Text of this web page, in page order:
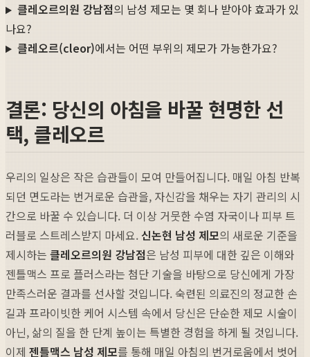
클레오르의원 강남점의 남성 제모는 몇 회나 받아야 효과가 있
나요?
클레오르(cleor)에서는 어떤 부위의 제모가 가능한가요?
결론: 당신의 아침을 바꿀 현명한 선
택, 클레오르
우리의 일상은 작은 습관들이 모여 만들어집니다. 매일 아침 반복
되던 면도라는 번거로운 습관을, 자신감을 채우는 자기 관리의 시
간으로 바꿀 수 있습니다. 더 이상 거뭇한 수염 자국이나 피부 트
러블로 스트레스받지 마세요. 신논현 남성 제모의 새로운 기준을
제시하는 클레오르의원 강남점은 남성 피부에 대한 깊은 이해와
젠틀맥스 프로 플러스라는 첨단 기술을 바탕으로 당신에게 가장
만족스러운 결과를 선사할 것입니다. 숙련된 의료진의 정교한 손
길과 프라이빗한 케어 시스템 속에서 당신은 단순한 제모 시술이
아닌, 삶의 질을 한 단계 높이는 특별한 경험을 하게 될 것입니다.
이제 젠틀맥스 남성 제모를 통해 매일 아침의 번거로움에서 벗어